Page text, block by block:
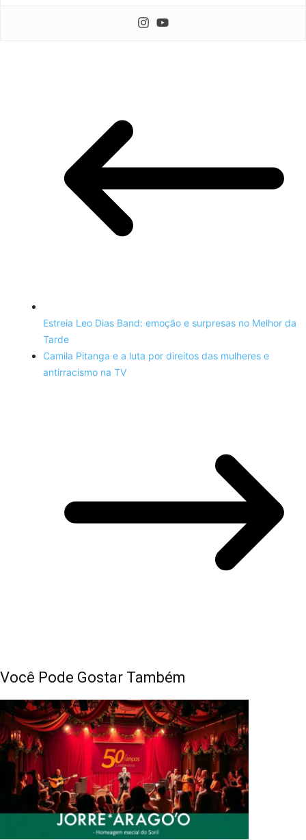
Estreia Leo Dias Band: emoção e surpresas no Melhor da
Tarde
Camila Pitanga e a luta por direitos das mulheres e
antirracismo na TV
Você Pode Gostar Também